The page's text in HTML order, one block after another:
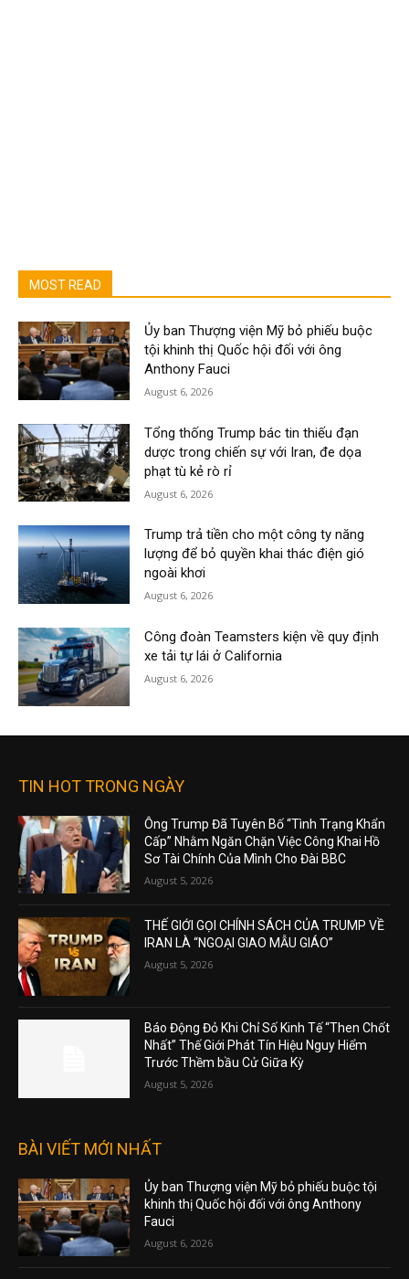
MOST READ
Ủy ban Thượng viện Mỹ bỏ phiếu buộc
tội khinh thị Quốc hội đối với ông
Anthony Fauci
August 6, 2026
Tổng thống Trump bác tin thiếu đạn
dược trong chiến sự với Iran, đe dọa
phạt tù kẻ rò rỉ
August 6, 2026
Trump trả tiền cho một công ty năng
lượng để bỏ quyền khai thác điện gió
ngoài khơi
August 6, 2026
Công đoàn Teamsters kiện về quy định
xe tải tự lái ở California
August 6, 2026
TIN HOT TRONG NGÀY
Ông Trump Đã Tuyên Bố “Tình Trạng Khẩn
Cấp” Nhằm Ngăn Chặn Việc Công Khai Hồ
Sơ Tài Chính Của Mình Cho Đài BBC
August 5, 2026
THẾ GIỚI GỌI CHÍNH SÁCH CỦA TRUMP VỀ
IRAN LÀ “NGOẠI GIAO MẪU GIÁO”
August 5, 2026
Báo Động Đỏ Khi Chỉ Số Kinh Tế “Then Chốt
Nhất” Thế Giới Phát Tín Hiệu Nguy Hiểm
Trước Thềm bầu Cử Giữa Kỳ
August 5, 2026
BÀI VIẾT MỚI NHẤT
Ủy ban Thượng viện Mỹ bỏ phiếu buộc tội
khinh thị Quốc hội đối với ông Anthony
Fauci
August 6, 2026